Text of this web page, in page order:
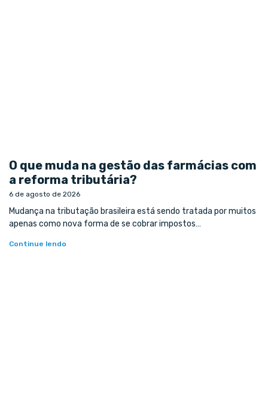
O que muda na gestão das farmácias com
a reforma tributária?
6 de agosto de 2026
Mudança na tributação brasileira está sendo tratada por muitos
apenas como nova forma de se cobrar impostos…
Continue lendo